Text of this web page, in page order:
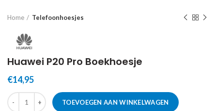
Home Telefoonhoesjes
Huawei P20 Pro Boekhoesje
€14,95
TOEVOEGEN AAN WINKELWAGEN